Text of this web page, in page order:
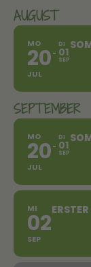
AUGUST
MO
20
JUL
DI
01
SEP
SEPTEMBER
MO
20
JUL
DI
01
SEP
MI
02
SEP